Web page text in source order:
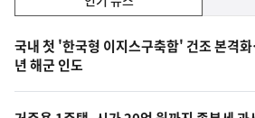
기,
최
신,
기
뉴
스
국내 첫 '한국형 이지스구축함' 건조 본격
년 해군 인도